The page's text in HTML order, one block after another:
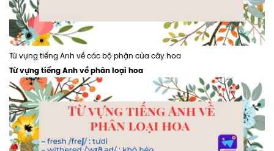
Từ vựng tiếng Anh về các bộ phận của cây hoa
Từ vựng tiếng Anh về phân loại hoa